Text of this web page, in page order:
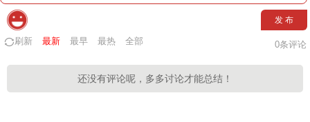
发 布
刷新 最新 最早 最热 全部 0条评论
还没有评论呢，多多讨论才能总结！